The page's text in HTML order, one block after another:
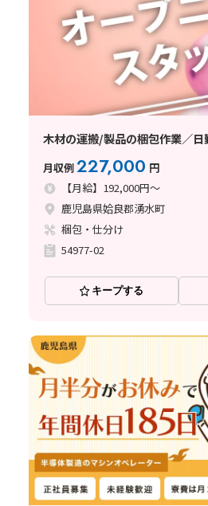
木材の運搬/製品の梱包作業／日
月収例227,000 円
【月給】192,000円～
鹿児島県姶良郡湧水町
梱包・仕分け
54977-02
キープする